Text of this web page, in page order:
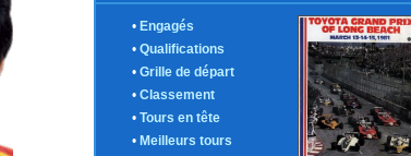
• Engagés
• Qualifications
• Grille de départ
• Classement
• Tours en tête
• Meilleurs tours